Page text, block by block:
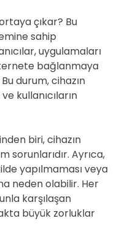
çıkar? Bu
sahip
uygulamaları
bağlanmaya
durum, cihazın
kullanıcıların
biri, cihazın
sorunlarıdır. Ayrıca,
yapılmaması veya
neden olabilir. Her
karşılaşan
büyük zorluklar